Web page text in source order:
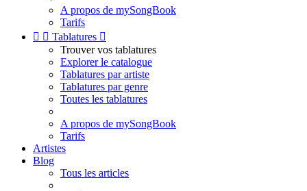
A propos de mySongBook
Tarifs
  Tablatures 
Trouver vos tablatures
Explorer le catalogue
Tablatures par artiste
Tablatures par genre
Toutes les tablatures
A propos de mySongBook
Tarifs
Artistes
Blog
Tous les articles